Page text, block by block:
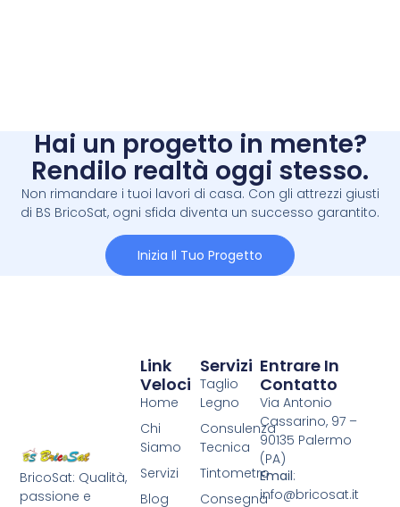
Hai un progetto in mente?
Rendilo realtà oggi stesso.
Non rimandare i tuoi lavori di casa. Con gli attrezzi giusti
di BS BricoSat, ogni sfida diventa un successo garantito.
Inizia Il Tuo Progetto
BricoSat: Qualità,
passione e
Servizi
Taglio
Legno
Consulenza
Tecnica
Tintometro
Consegna
Link
Veloci
Home
Chi
Siamo
Servizi
Blog
Entrare In
Contatto
Via Antonio
Cassarino, 97 –
90135 Palermo
(PA)
Email:
info@bricosat.it